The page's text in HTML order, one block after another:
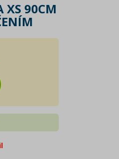
XS 90CM